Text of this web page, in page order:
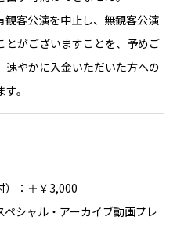
観客公演を中止し、無観客公演
とがございますことを、予めご
速やかに入金いただいた方への
。
：＋￥3,000
シャル・アーカイブ動画プレ